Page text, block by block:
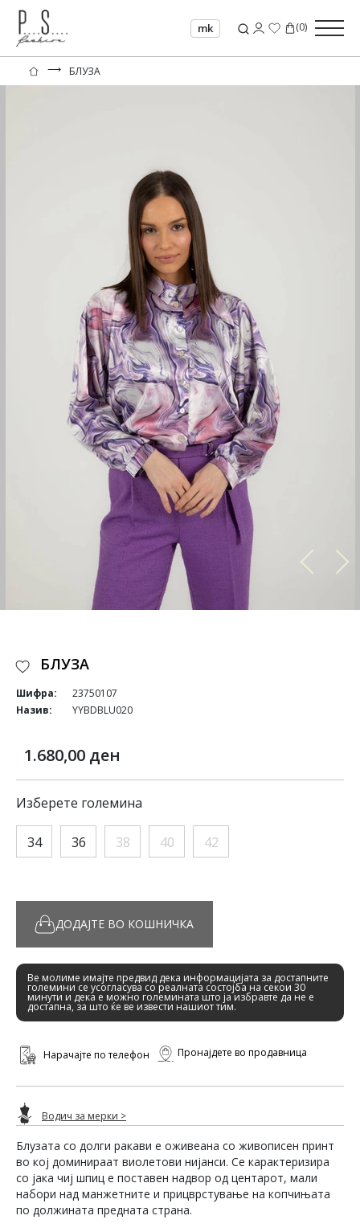
mk (0)
⟶ БЛУЗА
Блузата со долги ракави е оживеана со живописен принт
во кој доминираат виолетови нијанси. Се карактеризира
со јака чиј шпиц е поставен надвор од центарот, мали
набори над манжетните и прицврстување на копчињата
по должината предната страна.
БЛУЗА
Шифра:
23750107
Назив:
YYBDBLU020
1.680,00 ден
Изберете големина
34 36 38 40 42
ДОДАЈТЕ ВО КОШНИЧКА
Ве молиме имајте предвид дека информацијата за достапните
големини се усогласува со реалната состојба на секои 30
минути и дека е можно големината што ја избравте да не е
достапна, за што ќе ве извести нашиот тим.
Нарачајте по телефон Пронајдете во продавница
Водич за мерки >